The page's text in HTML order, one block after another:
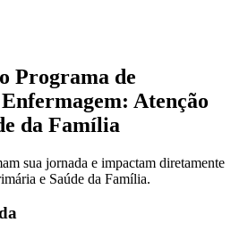
Programa de
Atenção
da Família
sua jornada e impactam diretamente
e Saúde da Família.